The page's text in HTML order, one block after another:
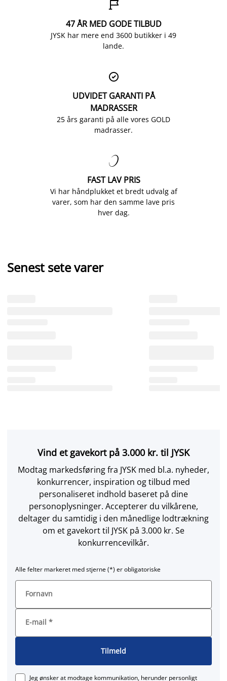

47 ÅR MED GODE TILBUD
JYSK har mere end 3600 butikker i 49
lande.

UDVIDET GARANTI PÅ
MADRASSER
25 års garanti på alle vores GOLD
madrasser.

FAST LAV PRIS
Vi har håndplukket et bredt udvalg af
varer, som har den samme lave pris
hver dag.
Senest sete varer
Vind et gavekort på 3.000 kr. til JYSK
Modtag markedsføring fra JYSK med bl.a. nyheder,
konkurrencer, inspiration og tilbud med
personaliseret indhold baseret på dine
personoplysninger. Accepterer du vilkårene,
deltager du samtidig i den månedlige lodtrækning
om et gavekort til JYSK på 3.000 kr. Se
konkurrencevilkår.
Alle felter markeret med stjerne (*) er obligatoriske
Fornavn
E-mail *
Tilmeld
Jeg ønsker at modtage kommunikation, herunder personligt